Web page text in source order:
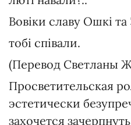
Вовіки славу Ошкі
тобі співали.
(Перевод Светланы
Просветительская
эстетически
захочется